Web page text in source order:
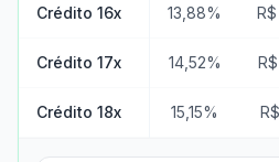
Crédito 16x 13,88%
Crédito 17x 14,52%
Crédito 18x 15,15%